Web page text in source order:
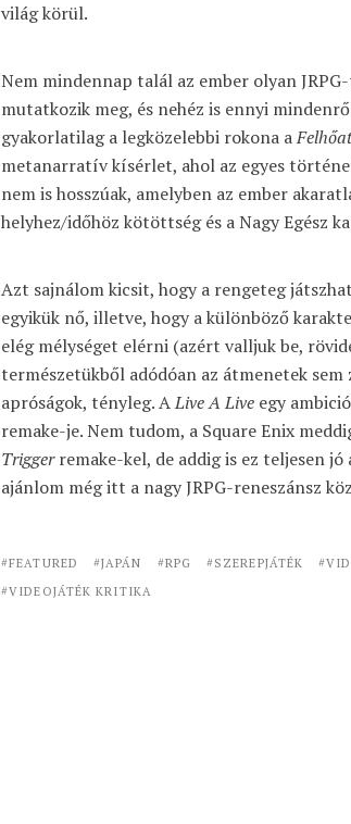
világ körül.
Nem mindennap talál az ember olyan
mutatkozik meg, és nehéz is ennyi
gyakorlatilag a legközelebbi rokona a
metanarratív kísérlet, ahol az egyes
nem is hosszúak, amelyben az ember
helyhez/időhöz kötöttség és a Nagy Egész
Azt sajnálom kicsit, hogy a rengeteg
egyikük nő, illetve, hogy a különböző
elég mélységet elérni (azért valljuk be,
természetükből adódóan az átmenetek sem
apróságok, tényleg. ALive A Live egy
remake-je. Nem tudom, a Square Enix
Triggerremake-kel, de addig is ez teljesen
ajánlom még itt a nagy JRPG-reneszánsz
FEATURED JAPÁN RPG SZEREPJÁTÉK
VIDEOJÁTÉK KRITIKA